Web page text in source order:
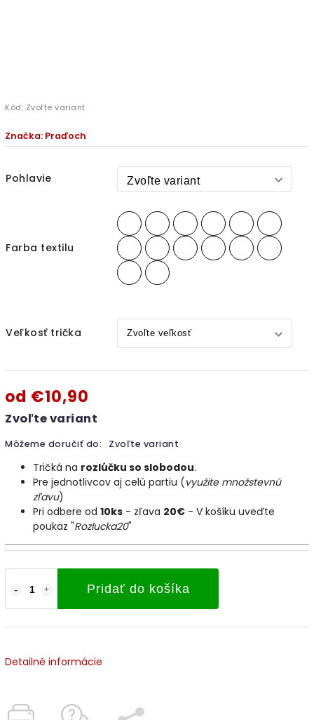
Kód: Zvoľte variant
Značka: Praďoch
Pohlavie
Farba textilu
Veľkosť trička
od €10,90
Zvoľte variant
Môžeme doručiť do: Zvoľte variant
Pridať do košíka
Tričká na rozlúčku so slobodou.
Pre jednotlivcov aj celú partiu (využite množstevnú
zľavu)
Pri odbere od 10ks - zľava 20€ - V košíku uveďte
poukaz "Rozlucka20"
Detailné informácie